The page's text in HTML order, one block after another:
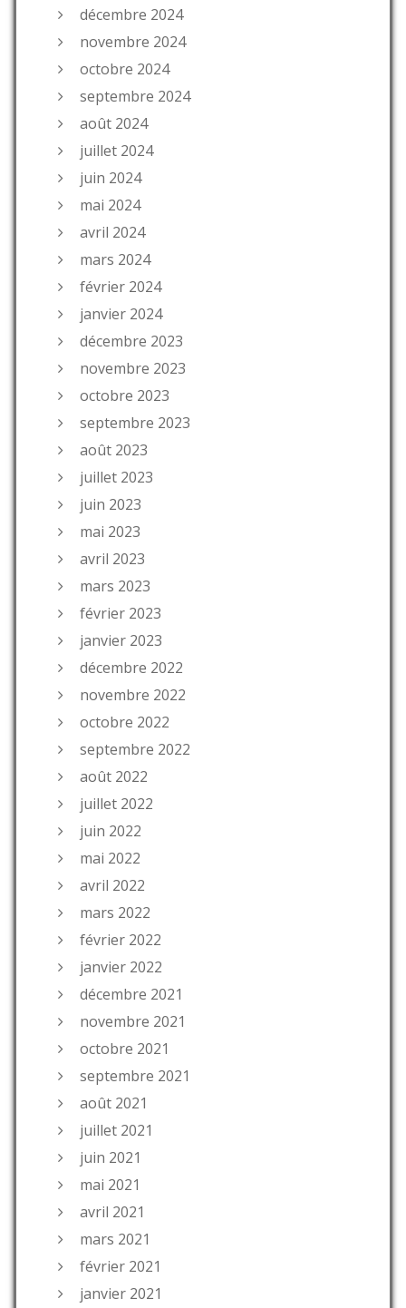
décembre 2024
novembre 2024
octobre 2024
septembre 2024
août 2024
juillet 2024
juin 2024
mai 2024
avril 2024
mars 2024
février 2024
janvier 2024
décembre 2023
novembre 2023
octobre 2023
septembre 2023
août 2023
juillet 2023
juin 2023
mai 2023
avril 2023
mars 2023
février 2023
janvier 2023
décembre 2022
novembre 2022
octobre 2022
septembre 2022
août 2022
juillet 2022
juin 2022
mai 2022
avril 2022
mars 2022
février 2022
janvier 2022
décembre 2021
novembre 2021
octobre 2021
septembre 2021
août 2021
juillet 2021
juin 2021
mai 2021
avril 2021
mars 2021
février 2021
janvier 2021